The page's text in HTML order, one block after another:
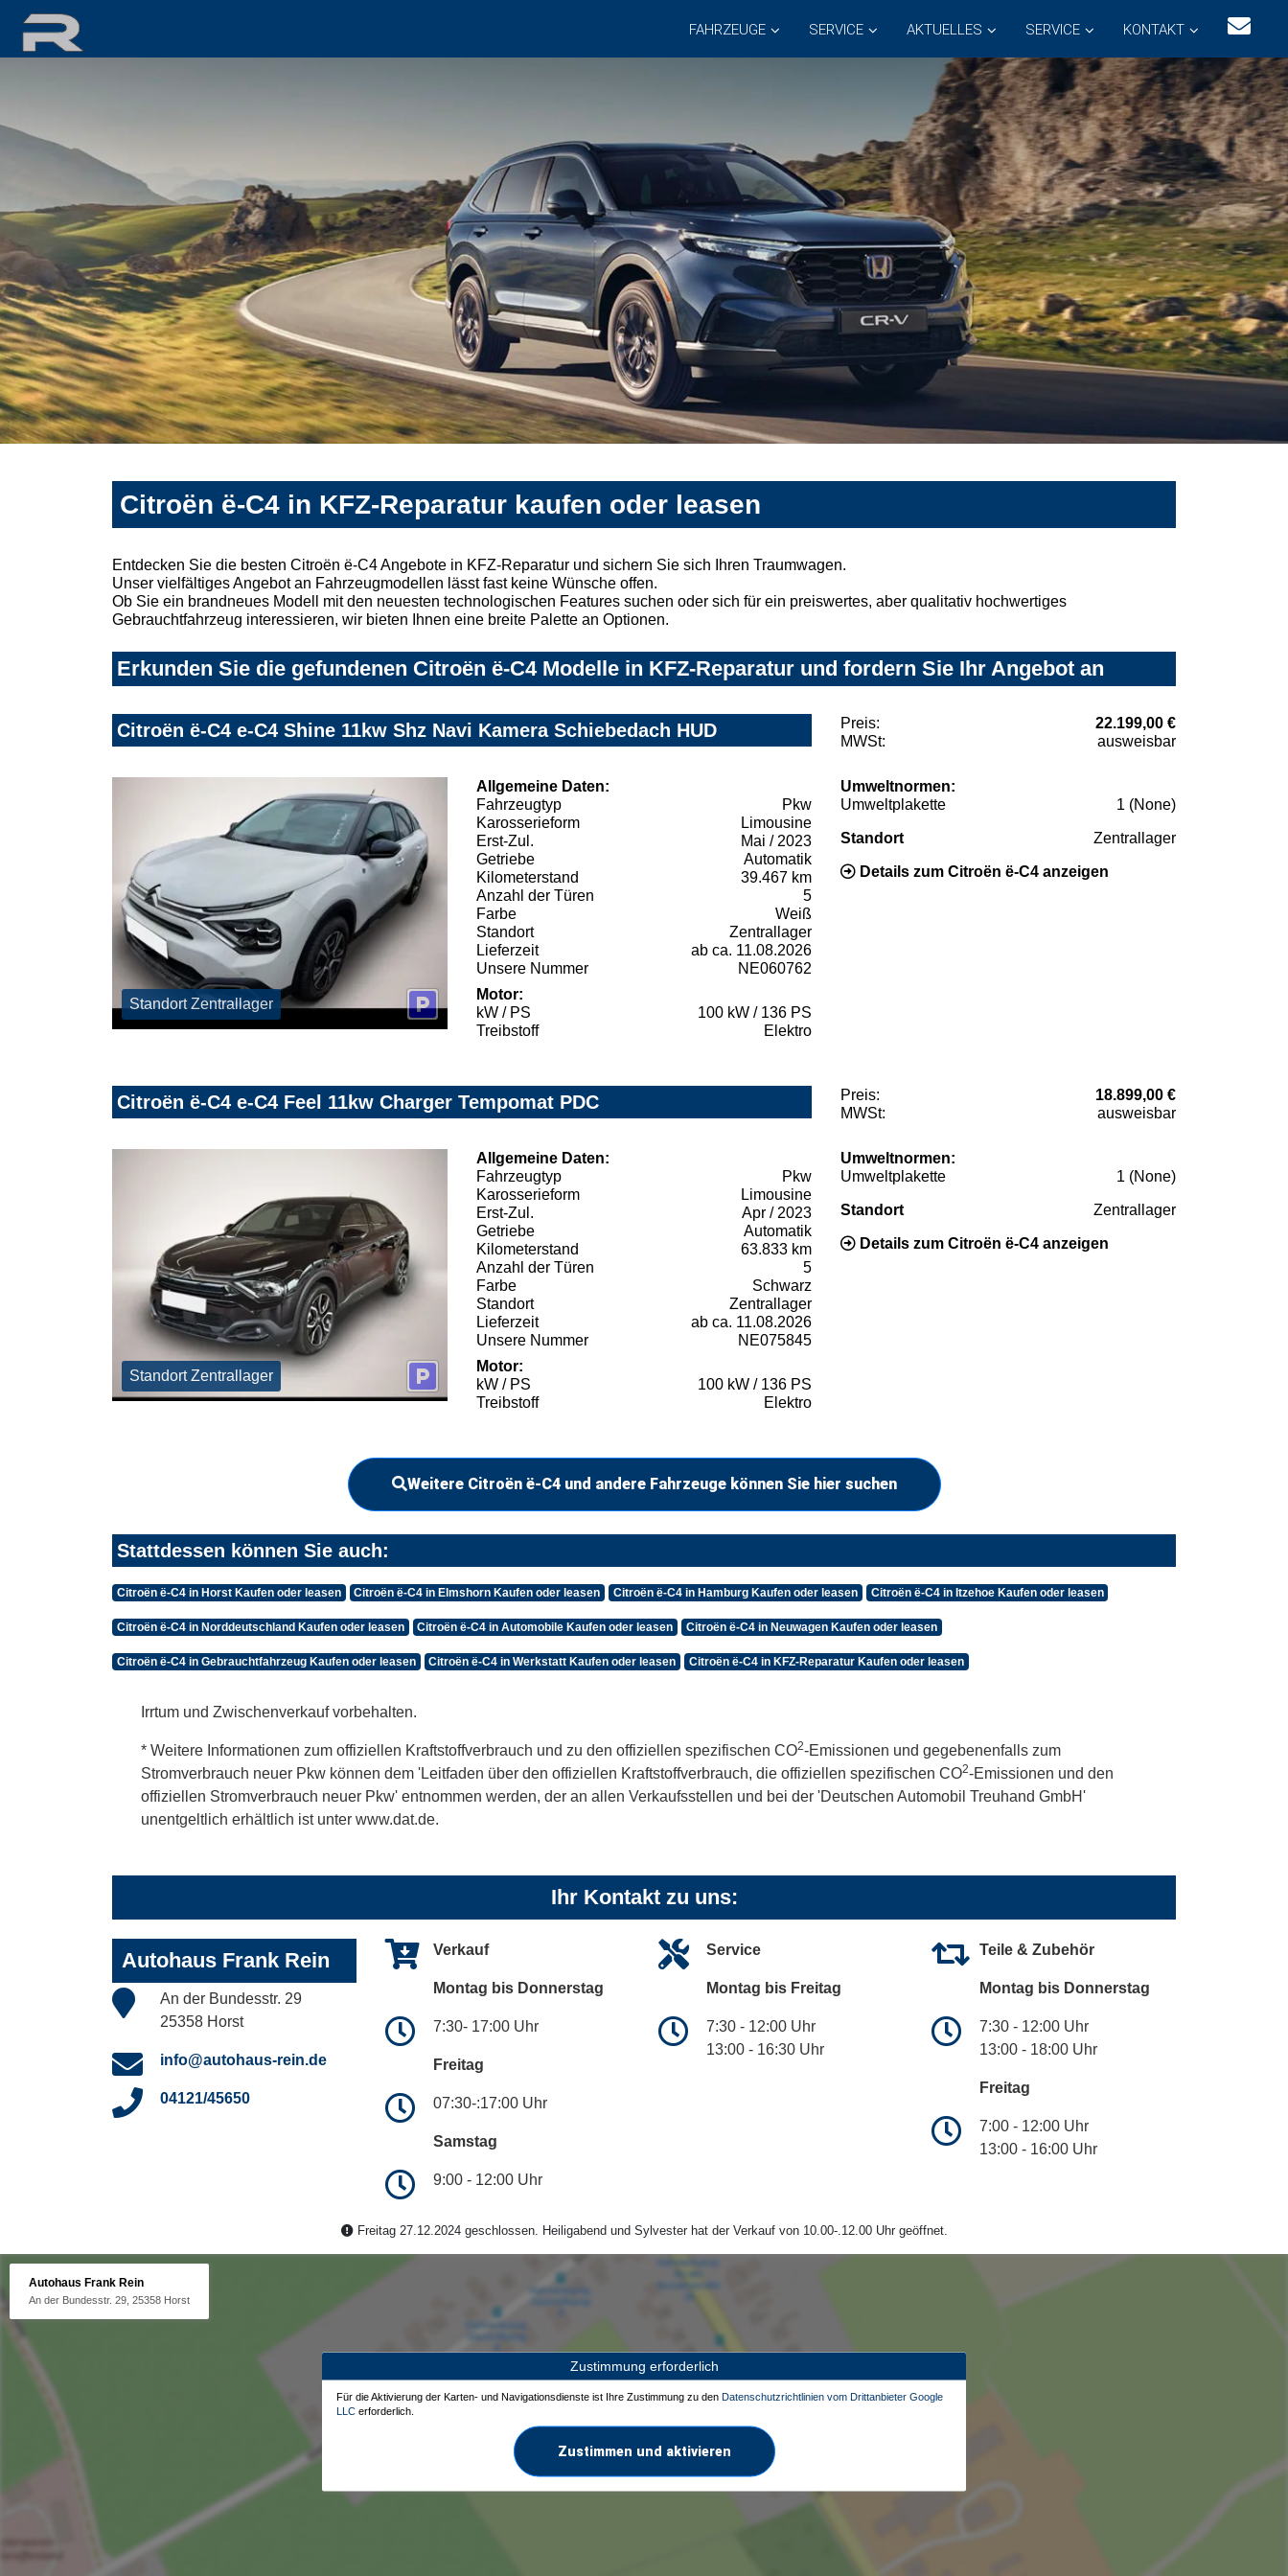
FAHRZEUGE SERVICE AKTUELLES SERVICE KONTAKT
Citroën ë-C4 in KFZ-Reparatur kaufen oder leasen
Entdecken Sie die besten Citroën ë-C4 Angebote in KFZ-Reparatur und sichern Sie sich Ihren Traumwagen.
Unser vielfältiges Angebot an Fahrzeugmodellen lässt fast keine Wünsche offen.
Ob Sie ein brandneues Modell mit den neuesten technologischen Features suchen oder sich für ein preiswertes, aber qualitativ hochwertiges
Gebrauchtfahrzeug interessieren, wir bieten Ihnen eine breite Palette an Optionen.
Erkunden Sie die gefundenen Citroën ë-C4 Modelle in KFZ-Reparatur und fordern Sie Ihr Angebot an
Citroën ë-C4 e-C4 Shine 11kw Shz Navi Kamera Schiebedach HUD Preis:
22.199,00 €
MWSt:
ausweisbar
Standort Zentrallager
Allgemeine Daten:
Fahrzeugtyp
Pkw
Karosserieform
Limousine
Erst-Zul.
Mai / 2023
Getriebe
Automatik
Kilometerstand
39.467 km
Anzahl der Türen
5
Farbe
Weiß
Standort
Zentrallager
Lieferzeit
ab ca. 11.08.2026
Unsere Nummer
NE060762
Motor:
kW / PS
100 kW / 136 PS
Treibstoff
Elektro
Umweltnormen:
Umweltplakette
1 (None)
Standort Zentrallager
Details zum Citroën ë-C4 anzeigen
Citroën ë-C4 e-C4 Feel 11kw Charger Tempomat PDC Preis:
18.899,00 €
MWSt:
ausweisbar
Standort Zentrallager
Allgemeine Daten:
Fahrzeugtyp
Pkw
Karosserieform
Limousine
Erst-Zul.
Apr / 2023
Getriebe
Automatik
Kilometerstand
63.833 km
Anzahl der Türen
5
Farbe
Schwarz
Standort
Zentrallager
Lieferzeit
ab ca. 11.08.2026
Unsere Nummer
NE075845
Motor:
kW / PS
100 kW / 136 PS
Treibstoff
Elektro
Umweltnormen:
Umweltplakette
1 (None)
Standort Zentrallager
Details zum Citroën ë-C4 anzeigen
Weitere Citroën ë-C4 und andere Fahrzeuge können Sie hier suchen
Stattdessen können Sie auch:
Citroën ë-C4 in Horst Kaufen oder leasen Citroën ë-C4 in Elmshorn Kaufen oder leasen Citroën ë-C4 in Hamburg Kaufen oder leasen Citroën ë-C4 in Itzehoe Kaufen oder leasen
Citroën ë-C4 in Norddeutschland Kaufen oder leasen Citroën ë-C4 in Automobile Kaufen oder leasen Citroën ë-C4 in Neuwagen Kaufen oder leasen
Citroën ë-C4 in Gebrauchtfahrzeug Kaufen oder leasen Citroën ë-C4 in Werkstatt Kaufen oder leasen Citroën ë-C4 in KFZ-Reparatur Kaufen oder leasen
Irrtum und Zwischenverkauf vorbehalten.
* Weitere Informationen zum offiziellen Kraftstoffverbrauch und zu den offiziellen spezifischen CO2-Emissionen und gegebenenfalls zum
Stromverbrauch neuer Pkw können dem 'Leitfaden über den offiziellen Kraftstoffverbrauch, die offiziellen spezifischen CO2-Emissionen und den
offiziellen Stromverbrauch neuer Pkw' entnommen werden, der an allen Verkaufsstellen und bei der 'Deutschen Automobil Treuhand GmbH'
unentgeltlich erhältlich ist unter www.dat.de.
Ihr Kontakt zu uns:
Autohaus Frank Rein
An der Bundesstr. 29
25358 Horst
info@autohaus-rein.de
04121/45650
Verkauf
Montag bis Donnerstag
7:30- 17:00 Uhr
Freitag
07:30-:17:00 Uhr
Samstag
9:00 - 12:00 Uhr
Service
Montag bis Freitag
7:30 - 12:00 Uhr
13:00 - 16:30 Uhr
Teile & Zubehör
Montag bis Donnerstag
7:30 - 12:00 Uhr
13:00 - 18:00 Uhr
Freitag
7:00 - 12:00 Uhr
13:00 - 16:00 Uhr
Freitag 27.12.2024 geschlossen. Heiligabend und Sylvester hat der Verkauf von 10.00-.12.00 Uhr geöffnet.
Autohaus Frank Rein
An der Bundesstr. 29, 25358 Horst
Zustimmung erforderlich
Für die Aktivierung der Karten- und Navigationsdienste ist Ihre Zustimmung zu den Datenschutzrichtlinien vom Drittanbieter Google
LLC erforderlich.
Zustimmen und aktivieren